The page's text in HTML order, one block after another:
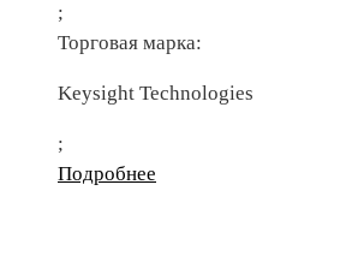
;
Торговая марка:
Keysight Technologies
;
Подробнее